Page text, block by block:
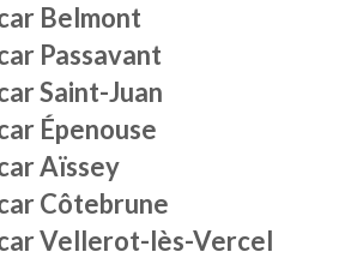
Belmont
Passavant
Saint-Juan
Épenouse
Aïssey
Côtebrune
Vellerot-lès-Vercel